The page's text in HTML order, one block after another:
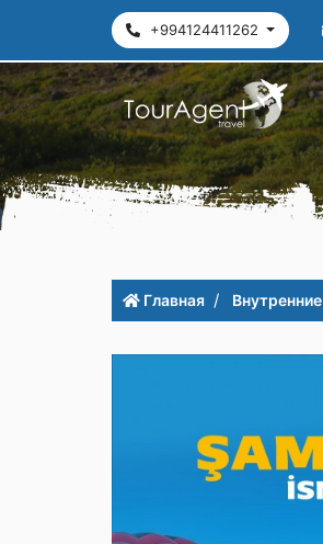
+994124411262
Главная Внутренние